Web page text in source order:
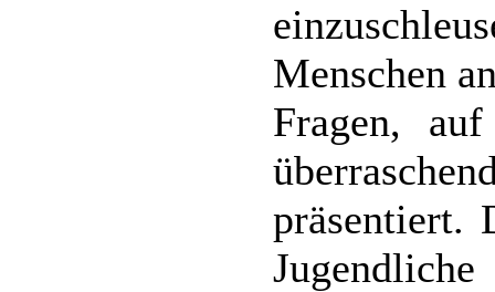
Menschen
Fragen,
präsentiert.